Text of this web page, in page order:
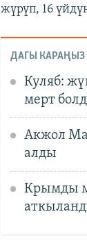
жүрүп, 16
ДАГЫ КАРАҢЫЗ
Куляб:
мерт
Акжол
алды
Крымды